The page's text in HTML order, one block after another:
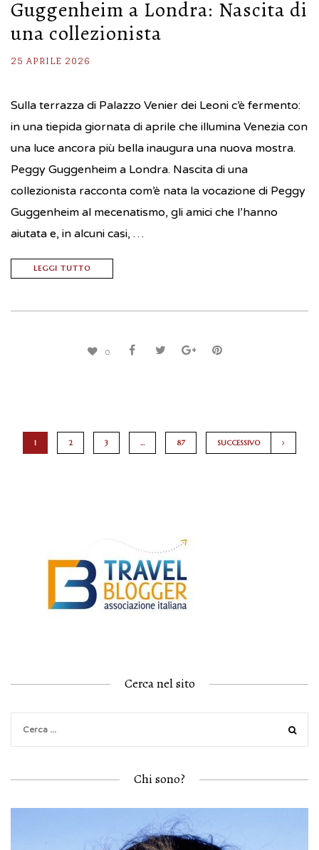
Guggenheim a Londra: Nascita di
una collezionista
25 APRILE 2026
Sulla terrazza di Palazzo Venier dei Leoni c’è fermento:
in una tiepida giornata di aprile che illumina Venezia con
una luce ancora più bella inaugura una nuova mostra.
Peggy Guggenheim a Londra. Nascita di una
collezionista racconta com’è nata la vocazione di Peggy
Guggenheim al mecenatismo, gli amici che l’hanno
aiutata e, in alcuni casi, …
LEGGI TUTTO
0
1 2 3 … 87 SUCCESSIVO
Cerca nel sito
Chi sono?